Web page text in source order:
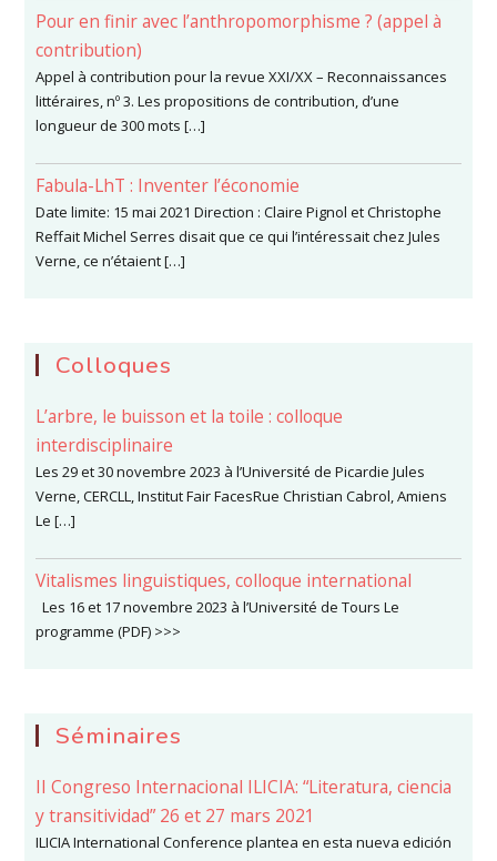
Pour en finir avec l’anthropomorphisme ? (appel à
contribution)
Appel à contribution pour la revue XXI/XX – Reconnaissances
littéraires, nº 3. Les propositions de contribution, d’une
longueur de 300 mots […]
Fabula-LhT : Inventer l’économie
Date limite: 15 mai 2021 Direction : Claire Pignol et Christophe
Reffait Michel Serres disait que ce qui l’intéressait chez Jules
Verne, ce n’étaient […]
Colloques
L’arbre, le buisson et la toile : colloque
interdisciplinaire
Les 29 et 30 novembre 2023 à l’Université de Picardie Jules
Verne, CERCLL, Institut Fair FacesRue Christian Cabrol, Amiens
Le […]
Vitalismes linguistiques, colloque international
Les 16 et 17 novembre 2023 à l’Université de Tours Le
programme (PDF) >>>
Séminaires
II Congreso Internacional ILICIA: “Literatura, ciencia
y transitividad” 26 et 27 mars 2021
ILICIA International Conference plantea en esta nueva edición